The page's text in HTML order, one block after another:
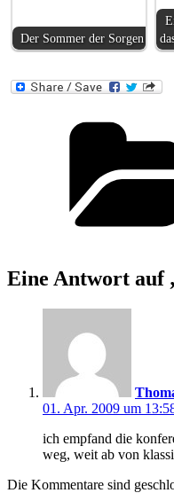
Der Sommer der Sorgen
Eine Antwort auf
01. Apr. 2009 um
ich empfand die
weg, weit ab von
Die Kommentare sind